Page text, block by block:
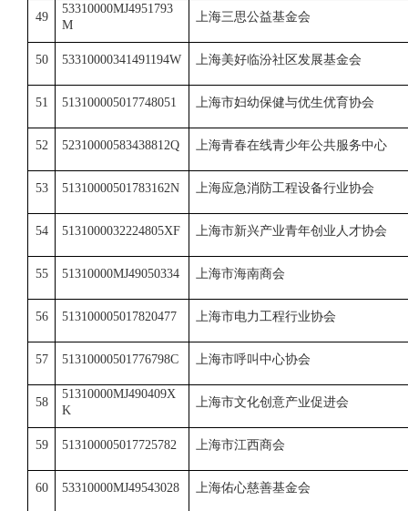
49
53310000MJ4951793
M
上海三思公益基金会
50 53310000341491194W 上海美好临汾社区发展基金会
51 513100005017748051 上海市妇幼保健与优生优育协会
52 52310000583438812Q 上海青春在线青少年公共服务中心
53 51310000501783162N 上海应急消防工程设备行业协会
54 5131000032224805XF 上海市新兴产业青年创业人才协会
55 51310000MJ49050334 上海市海南商会
56 513100005017820477 上海市电力工程行业协会
57 51310000501776798C 上海市呼叫中心协会
58
51310000MJ490409X
K
上海市文化创意产业促进会
59 513100005017725782 上海市江西商会
60 53310000MJ49543028 上海佑心慈善基金会